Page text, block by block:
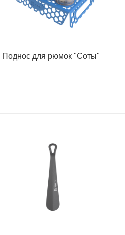
Поднос для рюмок "Соты"